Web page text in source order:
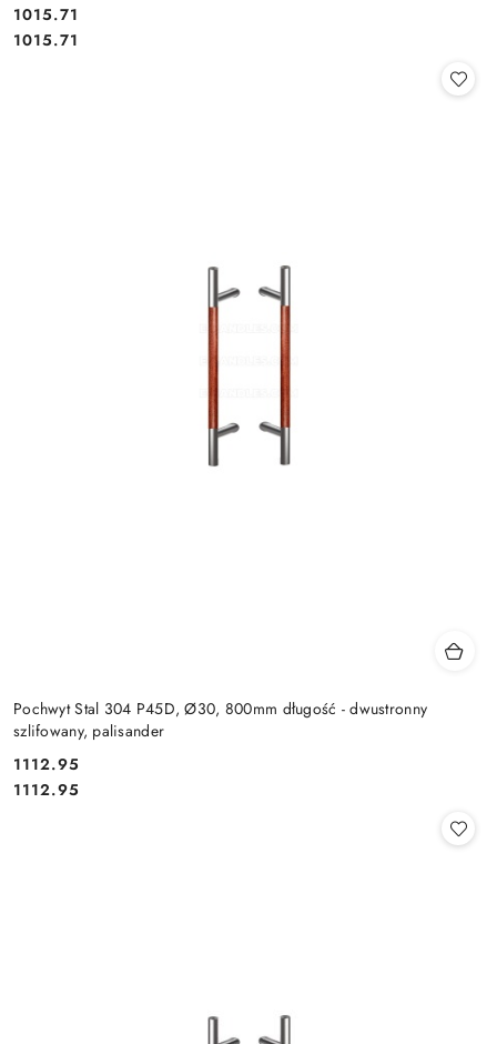
Cena:
1015.71
Cena:
1015.71
Pochwyt Stal 304 P45D, Ø30, 800mm długość - dwustronny
szlifowany, palisander
Cena:
1112.95
Cena:
1112.95